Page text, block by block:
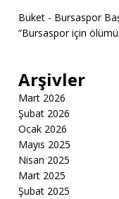
Buket- Bursaspor
“Bursaspor için ölümü
Arşivler
Mart 2026
Şubat 2026
Ocak 2026
Mayıs 2025
Nisan 2025
Mart 2025
Şubat 2025